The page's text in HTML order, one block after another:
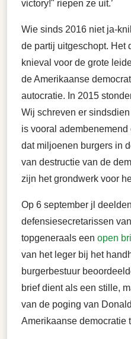
victory!" riepen ze uit.’
Wie sinds 2016 niet ja-
de partij uitgeschopt. Het
knieval voor de grote
de Amerikaanse
autocratie. In 2015
Wij schreven er
is vooral
dat miljoenen burgers in
van destructie van de
zijn het grondwerk voor
Op 6 september jl
defensiesecretarissen
topgeneraals een open
van het leger bij het
burgerbestuur
brief dient als een stille,
van de poging van
Amerikaanse democratie